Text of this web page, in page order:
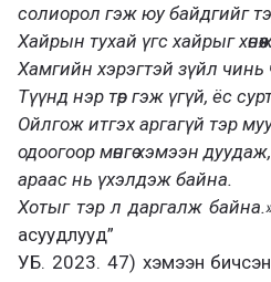
солиорол гэж юу байдгийг
Хайрын тухай үгс хайрыг
Хамгийн хэрэгтэй зүйл
Түүнд нэр төр гэж үгүй, ёс
Ойлгож итгэх аргагүй тэр
одоогоор мөнгө хэмээн дуудаж,
араас нь үхэлдэж байна.
Хотыг тэр л даргалж
асуудлууд”
УБ. 2023. 47) хэмээн